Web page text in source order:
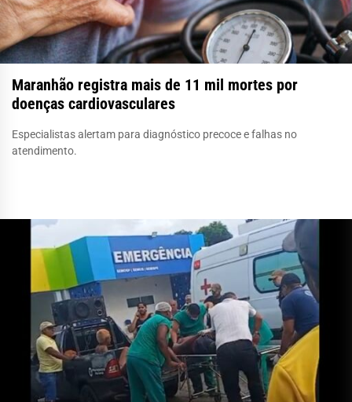
Maranhão registra mais de 11 mil mortes por
doenças cardiovasculares
Especialistas alertam para diagnóstico precoce e falhas no
atendimento.